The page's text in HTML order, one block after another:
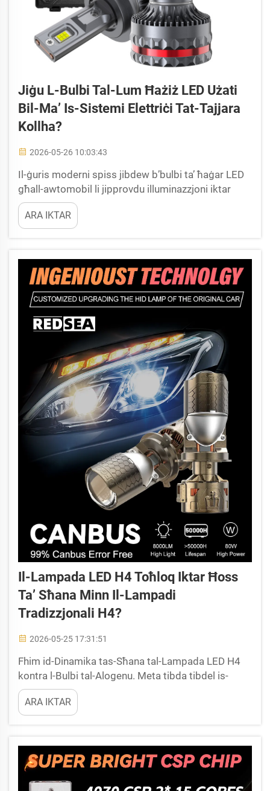
Jiġu L-Bulbi Tal-Lum Ħażiż LED Użati
Bil-Ma’ Is-Sistemi Elettriċi Tat-Tajjara
Kollha?
2026-05-26 10:03:43
Il-ġuris moderni spiss jibdew b’bulbi ta’ ħaġar LED
għall-awtomobil li jipprovdu illuminazzjoni iktar
briżża, konsum inqas ta’ enerġija, u ħajja tas-servizz
itwal paragun ma’ bulbi tal-alogen tradizzjonali.
Madankollu, ħafna proprjetarji ta’ vetturi għaddejja
ARA IKTAR
Il-Lampada LED H4 Toħloq Iktar Ħoss
Ta’ Sħana Minn Il-Lampadi
Tradizzjonali H4?
2026-05-25 17:31:51
Fhim id-Dinamika tas-Sħana tal-Lampada LED H4
kontra l-Bulbi tal-Alogenu. Meta tibda tibdel is-
sistemi tal-illuminazzjoni tal-awtomobil, mistoħba li
biss tisemmes ħafna drabi minn proprjetarji ta’
karozzi u minn maniġer ta’ flotta hija: Il-lampada
tradizzjonali H4? T...
ARA IKTAR